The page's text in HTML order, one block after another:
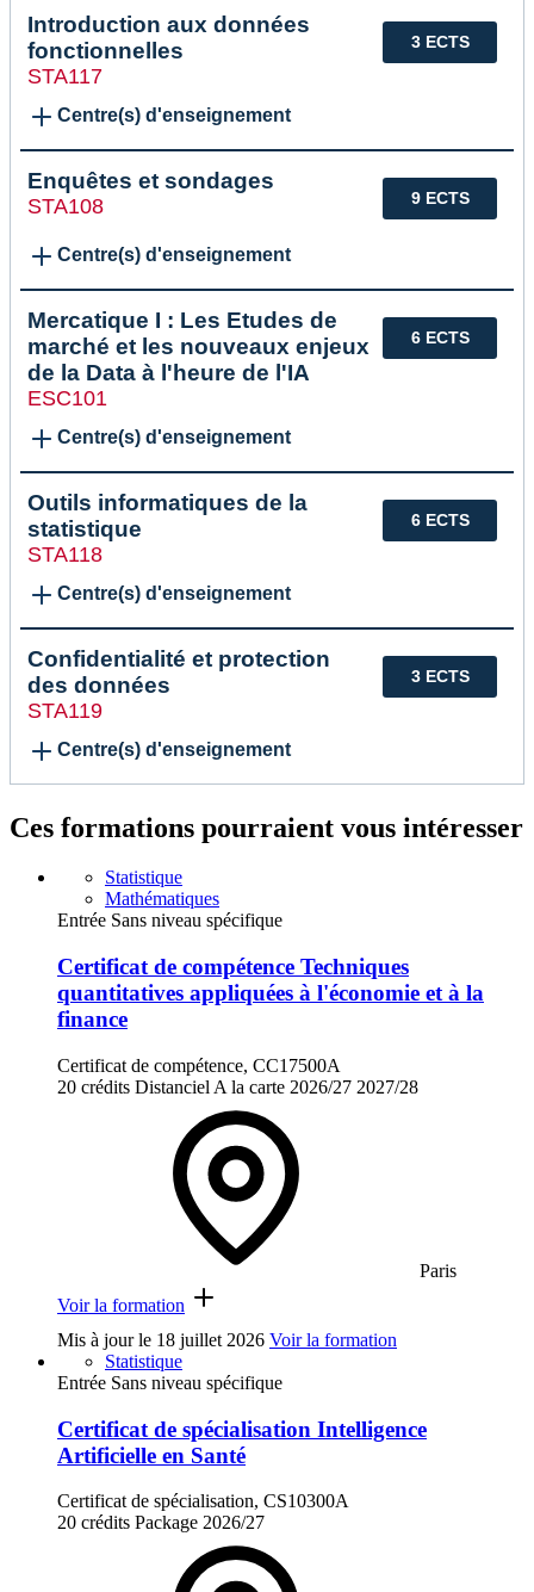
3 ECTS
Introduction aux données
fonctionnelles
STA117
Centre(s) d'enseignement
9 ECTS
Enquêtes et sondages
STA108
Centre(s) d'enseignement
6 ECTS
Mercatique I : Les Etudes de
marché et les nouveaux enjeux
de la Data à l'heure de l'IA
ESC101
Centre(s) d'enseignement
6 ECTS
Outils informatiques de la
statistique
STA118
Centre(s) d'enseignement
3 ECTS
Confidentialité et protection
des données
STA119
Centre(s) d'enseignement
Ces formations pourraient vous intéresser
Statistique
Mathématiques
Entrée Sans niveau spécifique
Certificat de compétence Techniques
quantitatives appliquées à l'économie et à la
finance
Certificat de compétence, CC17500A
20 crédits Distanciel A la carte 2026/27 2027/28
Paris
Voir la formation
Mis à jour le 18 juillet 2026 Voir la formation
Statistique
Entrée Sans niveau spécifique
Certificat de spécialisation Intelligence
Artificielle en Santé
Certificat de spécialisation, CS10300A
20 crédits Package 2026/27